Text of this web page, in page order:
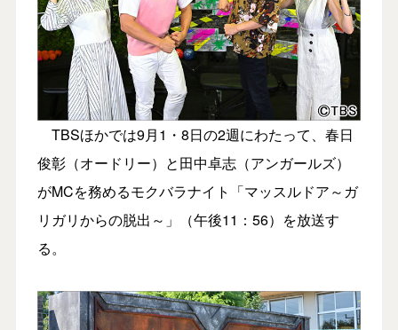
TBSほかでは9月1・8日の2週にわたって、春日
俊彰（オードリー）と田中卓志（アンガールズ）
がMCを務めるモクバラナイト「マッスルドア～ガ
リガリからの脱出～」（午後11：56）を放送す
る。